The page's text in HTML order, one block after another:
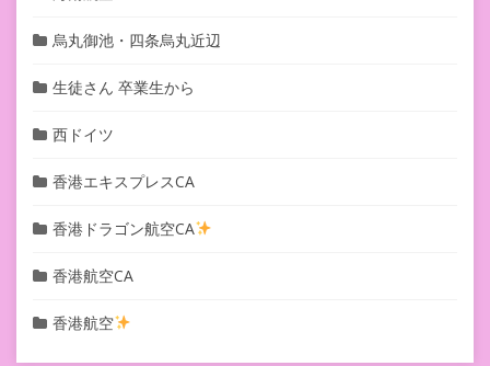
烏丸御池・四条烏丸近辺
生徒さん 卒業生から
西ドイツ
香港エキスプレスCA
香港ドラゴン航空CA
香港航空CA
香港航空